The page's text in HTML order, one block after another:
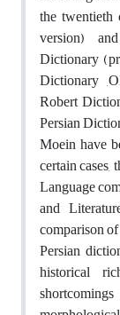
the
version)
Dictionary
Dictionary
Robert
Persian
Moein have
certain
Language
and
comparison
Persian
historical